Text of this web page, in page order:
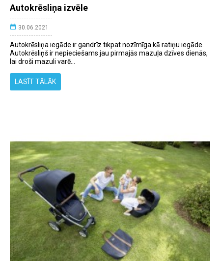
Autokrēsliņa izvēle
30.06.2021
Autokrēsliņa iegāde ir gandrīz tikpat nozīmīga kā ratiņu iegāde.
Autokrēsliņš ir nepieciešams jau pirmajās mazuļa dzīves dienās,
lai droši mazuli varē...
LASĪT TĀLĀK